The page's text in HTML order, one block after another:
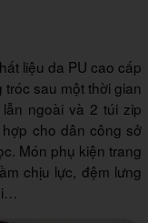
liệu da PU cao cấp
sau một thời gian
ngoài và 2 túi zip
cho dân công sở
Món phụ kiện trang
chịu lực, đệm lưng